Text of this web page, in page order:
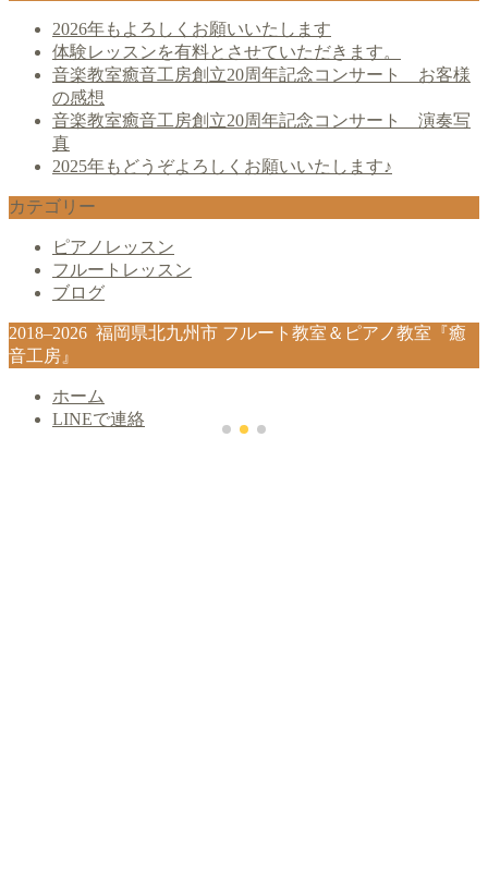
2026年もよろしくお願いいたします
体験レッスンを有料とさせていただきます。
音楽教室癒音工房創立20周年記念コンサート お客様
の感想
音楽教室癒音工房創立20周年記念コンサート 演奏写
真
2025年もどうぞよろしくお願いいたします♪
カテゴリー
ピアノレッスン
フルートレッスン
ブログ
2018–2026 福岡県北九州市 フルート教室＆ピアノ教室『癒
音工房』
ホーム
LINEで連絡